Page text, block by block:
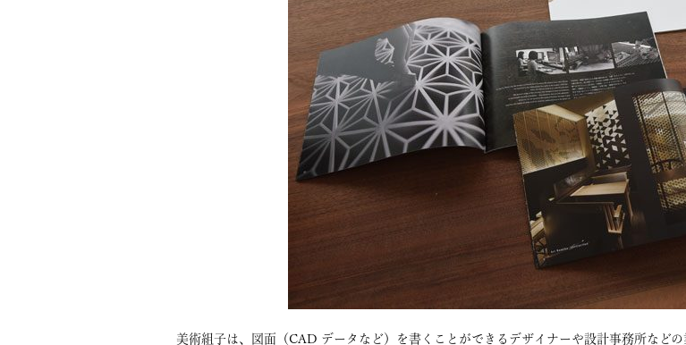
美術組子は、図面（CAD データなど）を書くことができるデザイナーや設計事務所などの